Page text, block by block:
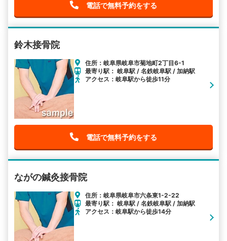
電話で無料予約をする
鈴木接骨院
住所：岐阜県岐阜市菊地町2丁目6-1
最寄り駅： 岐阜駅 / 名鉄岐阜駅 / 加納駅
アクセス：岐阜駅から徒歩11分
電話で無料予約をする
ながの鍼灸接骨院
住所：岐阜県岐阜市六条東1-2-22
最寄り駅： 岐阜駅 / 名鉄岐阜駅 / 加納駅
アクセス：岐阜駅から徒歩14分